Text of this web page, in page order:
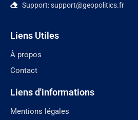
Support: support@geopolitics.fr
Liens Utiles
À propos
Contact
Liens d'informations
Mentions légales